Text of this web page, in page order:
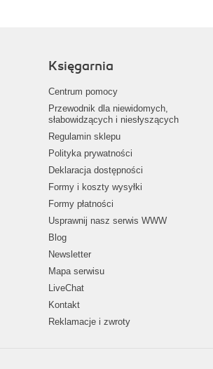
Księgarnia
Centrum pomocy
Przewodnik dla niewidomych,
słabowidzących i niesłyszących
Regulamin sklepu
Polityka prywatności
Deklaracja dostępności
Formy i koszty wysyłki
Formy płatności
Usprawnij nasz serwis WWW
Blog
Newsletter
Mapa serwisu
LiveChat
Kontakt
Reklamacje i zwroty